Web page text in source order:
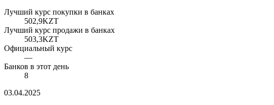
Лучший курс покупки в банках
502,9KZT
Лучший курс продажи в банках
503,3KZT
Официальный курс
—
Банков в этот день
8
03.04.2025